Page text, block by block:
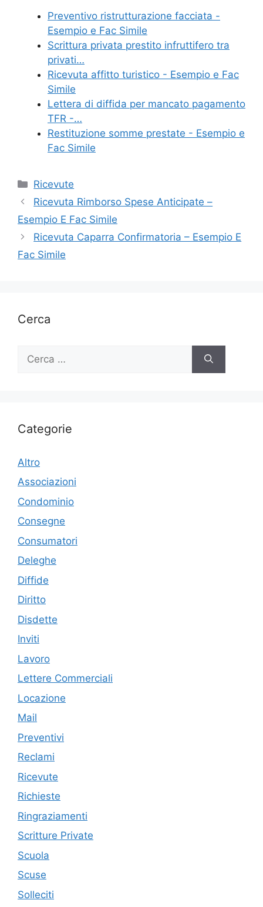
e
b
o
o
k
er e
st
l
di
vi
di
Preventivo ristrutturazione facciata -
Esempio e Fac Simile
Scrittura privata prestito infruttifero tra
privati…
Ricevuta affitto turistico - Esempio e Fac
Simile
Lettera di diffida per mancato pagamento
TFR -…
Restituzione somme prestate - Esempio e
Fac Simile
Categorie
Ricevute
Ricevuta Rimborso Spese Anticipate –
Esempio E Fac Simile
Ricevuta Caparra Confirmatoria – Esempio E
Fac Simile
Cerca
per:
Categorie
Altro
Associazioni
Condominio
Consegne
Consumatori
Deleghe
Diffide
Diritto
Disdette
Inviti
Lavoro
Lettere Commerciali
Locazione
Mail
Preventivi
Reclami
Ricevute
Richieste
Ringraziamenti
Scritture Private
Scuola
Scuse
Solleciti